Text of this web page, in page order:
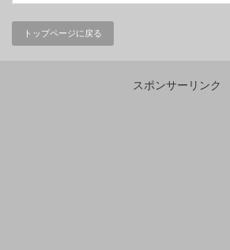
トップページに戻る
スポンサーリンク